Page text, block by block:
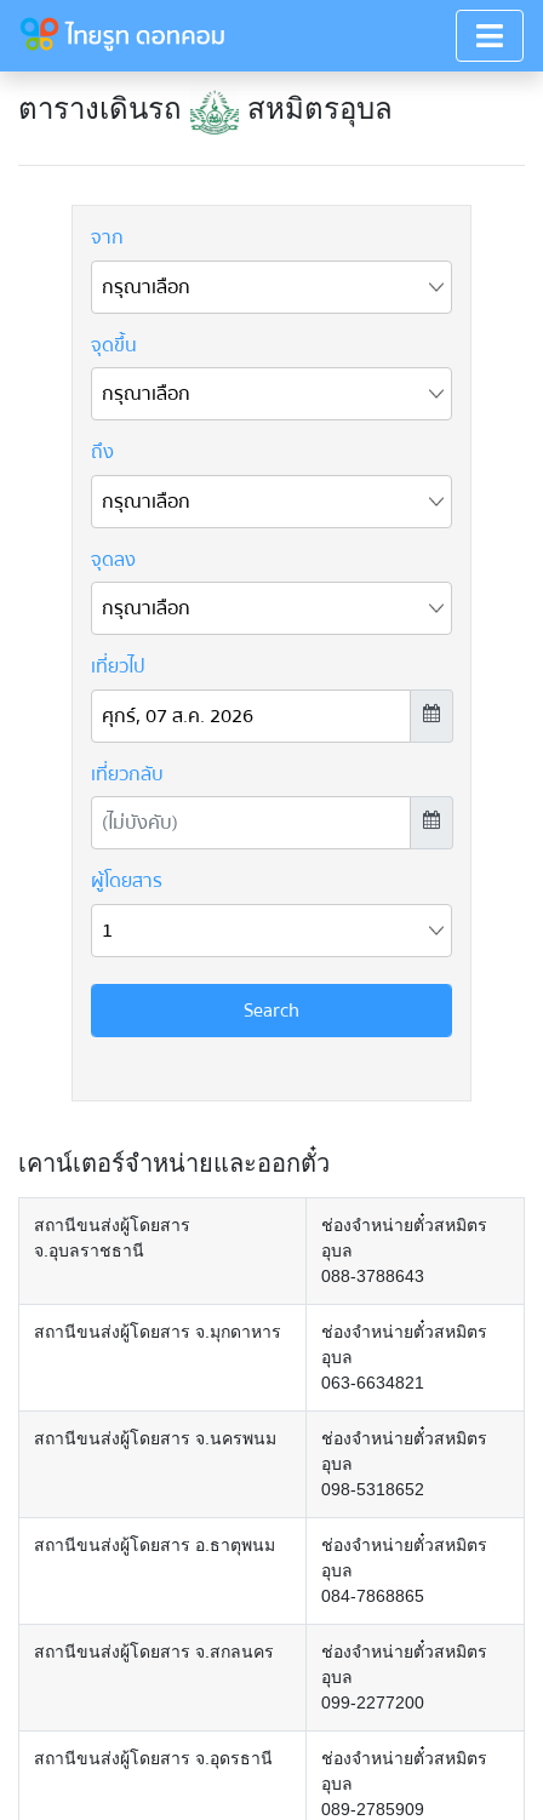
ตารางเดินรถ สหมิตรอุบล
เคาน์เตอร์จำหน่ายและออกตั๋ว
สถานีขนส่งผู้โดยสาร
จ.อุบลราชธานี
ช่องจำหน่ายตั๋วสหมิตร
อุบล
088-3788643
สถานีขนส่งผู้โดยสาร จ.มุกดาหาร
ช่องจำหน่ายตั๋วสหมิตร
อุบล
063-6634821
สถานีขนส่งผู้โดยสาร จ.นครพนม
ช่องจำหน่ายตั๋วสหมิตร
อุบล
098-5318652
สถานีขนส่งผู้โดยสาร อ.ธาตุพนม
ช่องจำหน่ายตั๋วสหมิตร
อุบล
084-7868865
สถานีขนส่งผู้โดยสาร จ.สกลนคร
ช่องจำหน่ายตั๋วสหมิตร
อุบล
099-2277200
สถานีขนส่งผู้โดยสาร จ.อุดรธานี
ช่องจำหน่ายตั๋วสหมิตร
อุบล
089-2785909